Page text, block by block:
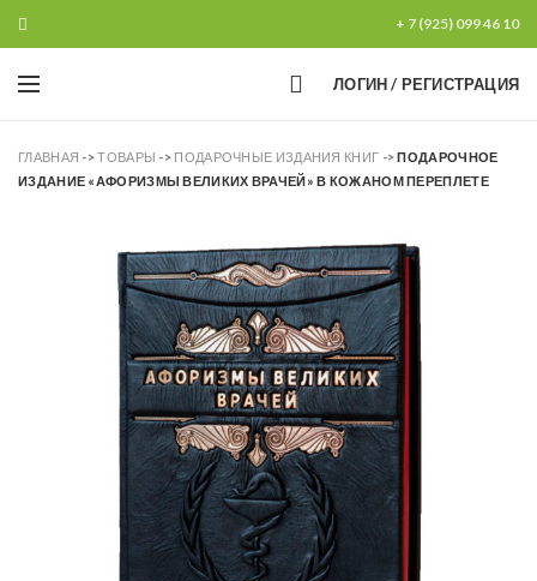
+ 7 (925) 099 46 10
0 ЛОГИН / РЕГИСТРАЦИЯ
ГЛАВНАЯ ->ТОВАРЫ -> ПОДАРОЧНЫЕ ИЗДАНИЯ КНИГ ->ПОДАРОЧНОЕ
ИЗДАНИЕ «АФОРИЗМЫ ВЕЛИКИХ ВРАЧЕЙ» В КОЖАНОМ ПЕРЕПЛЕТЕ